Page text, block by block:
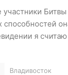
участники
способностей
я
Владивосток